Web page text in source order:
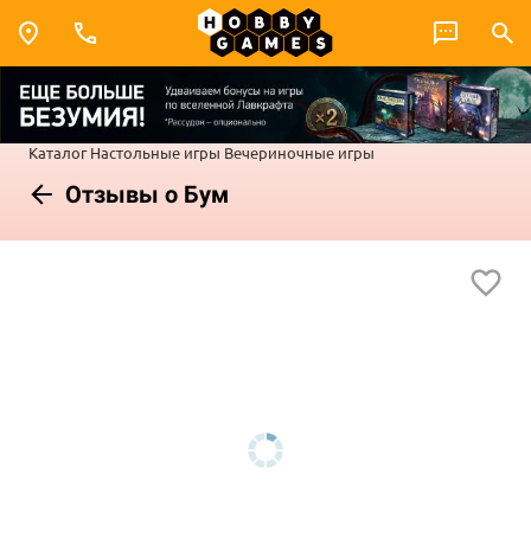
Каталог Настольные игры Вечериночные игры
Отзывы о Бум